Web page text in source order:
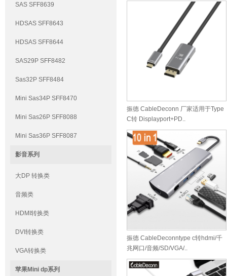
SAS SFF8639
HDSAS SFF8643
HDSAS SFF8644
SAS29P SFF8482
Sas32P SFF8484
Mini Sas34P SFF8470
Mini Sas26P SFF8088
Mini Sas36P SFF8087
影音系列
大DP 转换类
音频类
HDMI转换类
DVI转换类
VGA转换类
苹果Mini dp系列
振德 CableDeconn 厂家适用于Type
C转 Displayport+PD..
振德 CableDeconntype c转hdmi/千
兆网口/音频/SD/VGA/..